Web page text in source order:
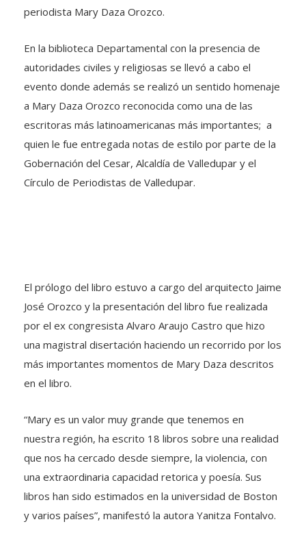
periodista Mary Daza Orozco.
En la biblioteca Departamental con la presencia de
autoridades civiles y religiosas se llevó a cabo el
evento donde además se realizó un sentido homenaje
a Mary Daza Orozco reconocida como una de las
escritoras más latinoamericanas más importantes; a
quien le fue entregada notas de estilo por parte de la
Gobernación del Cesar, Alcaldía de Valledupar y el
Círculo de Periodistas de Valledupar.
El prólogo del libro estuvo a cargo del arquitecto Jaime
José Orozco y la presentación del libro fue realizada
por el ex congresista Alvaro Araujo Castro que hizo
una magistral disertación haciendo un recorrido por los
más importantes momentos de Mary Daza descritos
en el libro.
“Mary es un valor muy grande que tenemos en
nuestra región, ha escrito 18 libros sobre una realidad
que nos ha cercado desde siempre, la violencia, con
una extraordinaria capacidad retorica y poesía. Sus
libros han sido estimados en la universidad de Boston
y varios países”, manifestó la autora Yanitza Fontalvo.